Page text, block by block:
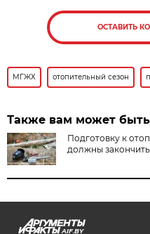
ОСТАВИТЬ
МГЖХ отопительный сезон
Также вам может
Подготовку к
должны
AIF.BY